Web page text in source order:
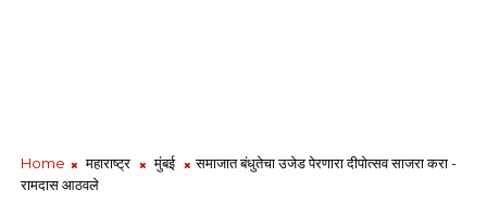
Home महाराष्ट्र मुंबई
समाजात बंधुतेचा उजेड पेरणारा दीपोत्सव साजरा करा -
रामदास आठवले